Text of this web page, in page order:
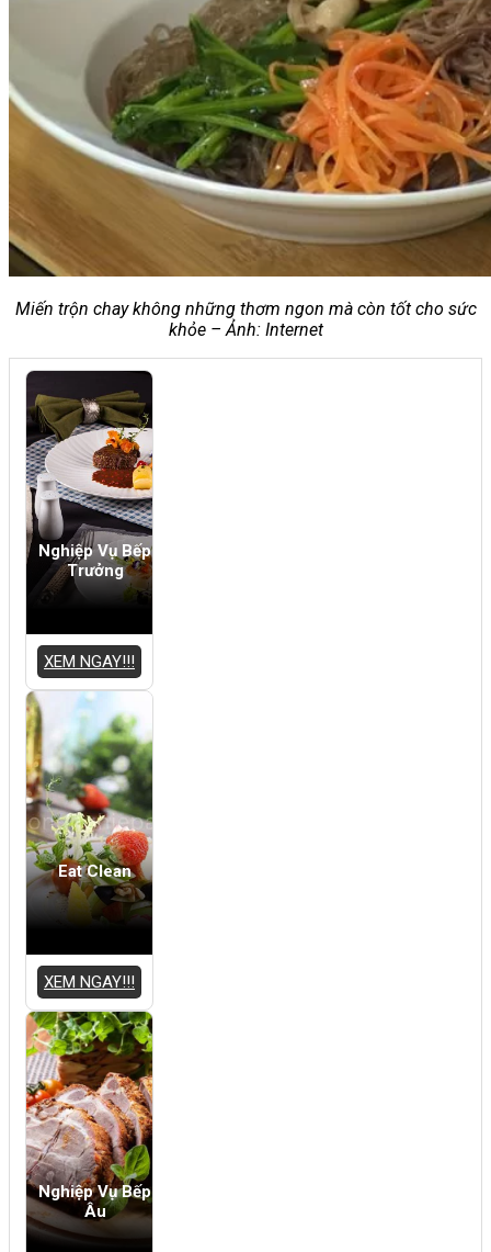
Miến trộn chay không những thơm ngon mà còn tốt cho sức
khỏe – Ảnh: Internet
Nghiệp Vụ Bếp
Trưởng
XEM NGAY!!!
Eat Clean
XEM NGAY!!!
Nghiệp Vụ Bếp
Âu